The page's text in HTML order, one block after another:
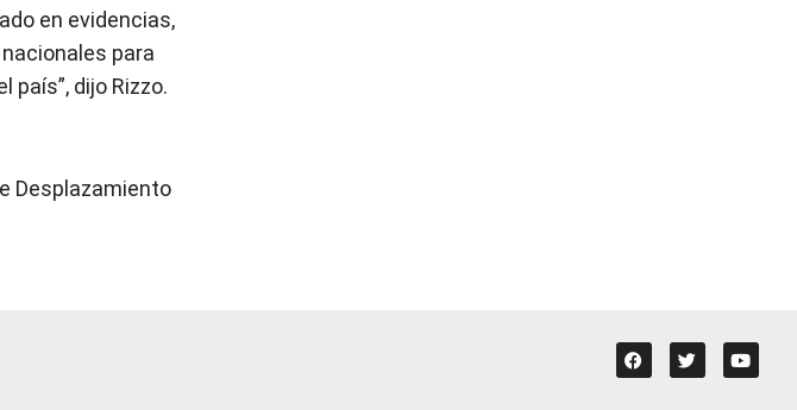
en evidencias,
para
dijo Rizzo.
Desplazamiento